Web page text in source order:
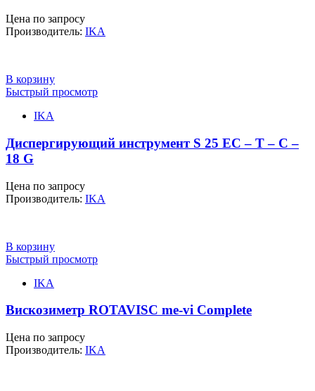
Цена по запросу
Производитель: IKA
В корзину
Быстрый просмотр
IKA
Диспергирующий инструмент S 25 EC – T – C –
18 G
Цена по запросу
Производитель: IKA
В корзину
Быстрый просмотр
IKA
Вискозиметр ROTAVISC me-vi Complete
Цена по запросу
Производитель: IKA